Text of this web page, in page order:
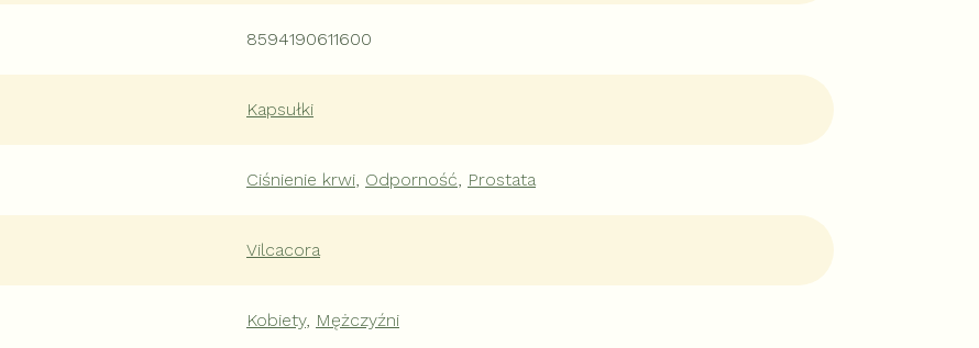
8594190611600
Kapsułki
Ciśnienie krwi Odporność Prostata
Vilcacora
Kobiety, Mężczyźni